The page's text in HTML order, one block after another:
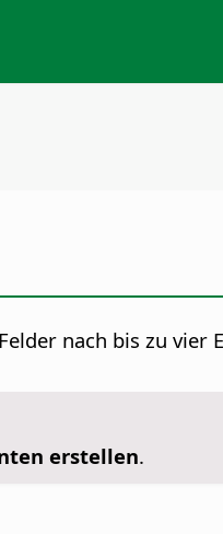
nach bis zu
erstellen.